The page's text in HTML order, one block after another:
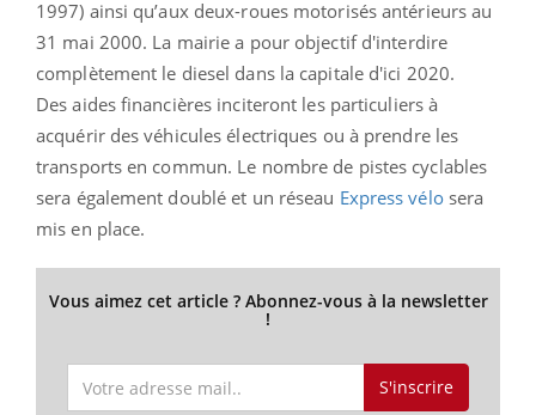
1997) ainsi qu’aux deux-roues motorisés antérieurs au
31 mai 2000. La mairie a pour objectif d'interdire
complètement le diesel dans la capitale d'ici 2020.
Des aides financières inciteront les particuliers à
acquérir des véhicules électriques ou à prendre les
transports en commun. Le nombre de pistes cyclables
sera également doublé et un réseau Express vélosera
mis en place.
Vous aimez cet article ? Abonnez-vous à la newsletter
!
S'inscrire